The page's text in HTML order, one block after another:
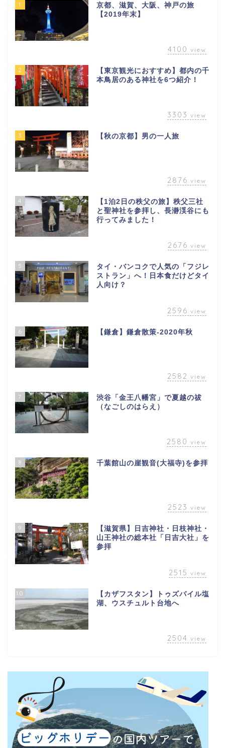
1
京都、滋賀、大阪、神戸の旅
【2019年末】
4100 view
2
【東京観光におすすめ】都内の千
本鳥居のある神社を6つ紹介！
3303 view
3 【秋の京都】男の一人旅
2876 view
4
【1泊2日の秩父の旅】秩父三社
と聖神社を参拝し、長瀞渓谷にも
行ってみました！
2676 view
5
タイ・バンコクで人気の「フジレ
ストラン」へ！日本食だけどタイ
人向け？
2596 view
6 【鎌倉】鎌倉散策-2020年秋
2582 view
7
渋谷「金王八幡宮」で夏越の祓
（なごしのはらえ）
2580 view
8 千葉館山の崖観音(大福寺)を参拝
2523 view
9
【滋賀県】日吉神社・日枝神社・
山王神社の総本社「日吉大社」を
参拝
2515 view
10
【カザフスタン】トゥズバイル塩
湖、ウスチュルト台地へ
2504 view